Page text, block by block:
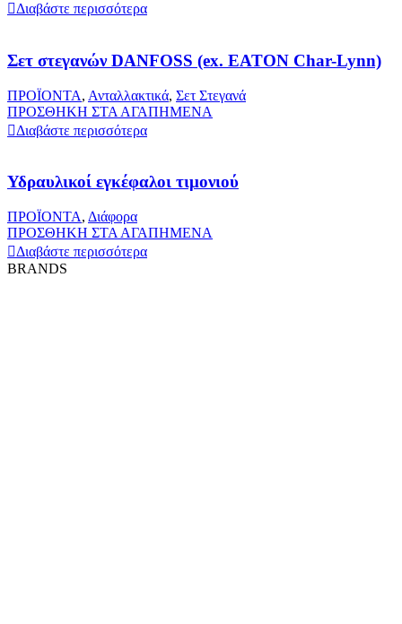
Διαβάστε περισσότερα
Σετ στεγανών DANFOSS (ex. EATON Char-Lynn)
ΠΡΟΪΟΝΤΑ, Ανταλλακτικά, Σετ Στεγανά
ΠΡΟΣΘΗΚΗ ΣΤΑ ΑΓΑΠΗΜΕΝΑ
Διαβάστε περισσότερα
Υδραυλικοί εγκέφαλοι τιμονιού
ΠΡΟΪΟΝΤΑ, Διάφορα
ΠΡΟΣΘΗΚΗ ΣΤΑ ΑΓΑΠΗΜΕΝΑ
Διαβάστε περισσότερα
BRANDS